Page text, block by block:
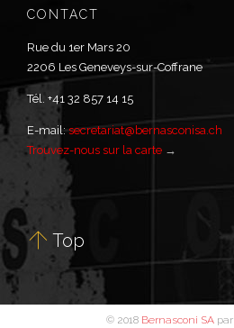
CONTACT
Rue du 1er Mars 20
2206 Les Geneveys-sur-Coffrane
Tél. +41 32 857 14 15
E-mail: secretariat@bernasconisa.ch
Trouvez-nous sur la carte →
 Top
© 2018 Bernasconi SApar